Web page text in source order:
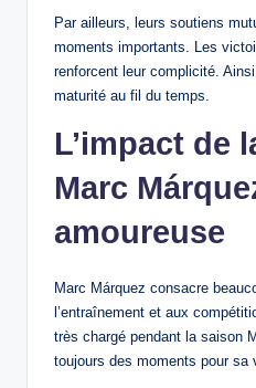
Par ailleurs, leurs soutiens
moments importants. Les
renforcent leur complicité.
maturité au fil du temps.
L’impact de
Marc
amoureuse
Marc Márquez consacre
l’entraînement et aux
très chargé pendant la saison
toujours des moments pour sa